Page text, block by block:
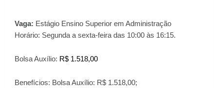
Vaga: Estágio Ensino Superior em Administração
Horário: Segunda a sexta-feira das 10:00 às 16:15.
Bolsa Auxílio: R$ 1.518,00
Benefícios: Bolsa Auxílio: R$ 1.518,00;